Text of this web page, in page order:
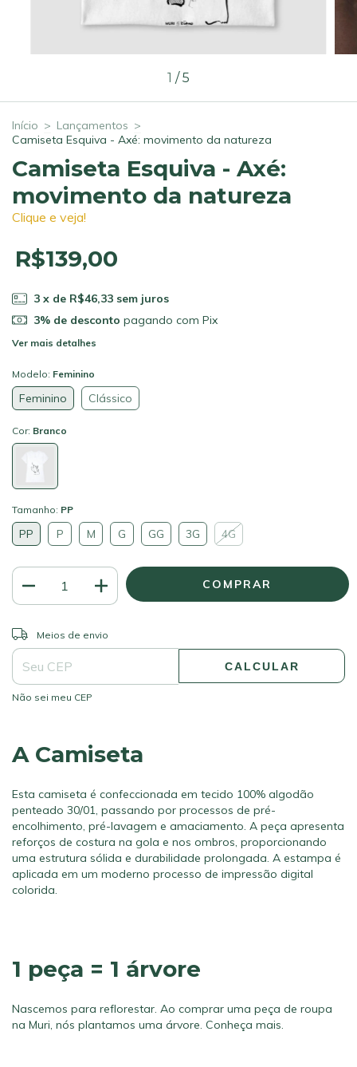
1 /5
Início > Lançamentos >
Camiseta Esquiva - Axé: movimento da natureza
Camiseta Esquiva - Axé:
movimento da natureza
Clique e veja!
R$139,00
3 x de R$46,33 sem juros
3% de desconto pagando com Pix
Ver mais detalhes
Modelo: Feminino
Feminino Clássico
Cor: Branco
Tamanho: PP
PP P M G GG 3G 4G
Entregas para o CEP:
Meios de envio
CALCULAR
Não sei meu CEP
A Camiseta
Esta camiseta é confeccionada em tecido 100% algodão
penteado 30/01, passando por processos de pré-
encolhimento, pré-lavagem e amaciamento. A peça apresenta
reforços de costura na gola e nos ombros, proporcionando
uma estrutura sólida e durabilidade prolongada. A estampa é
aplicada em um moderno processo de impressão digital
colorida.
1 peça = 1 árvore
Nascemos para reflorestar. Ao comprar uma peça de roupa
na Muri, nós plantamos uma árvore. Conheça mais.